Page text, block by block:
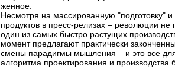
женное:
Несмотря на массированную "подготовку" и
продуктов в пресс-релизах – ​революции
один из самых быстро растущих
момент предлагают практически
смены парадигмы мышления – ​и это все
алгоритма проектирования и